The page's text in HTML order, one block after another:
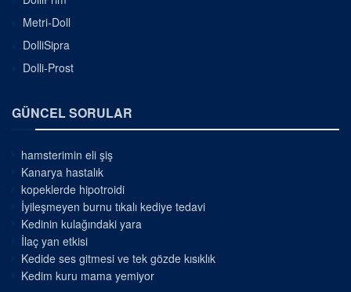
Metri-Doll
DolliSipra
Dolli-Prost
GÜNCEL SORULAR
hamsterimin eli şiş
Kanarya hastalık
kopeklerde hipotroidi
İyileşmeyen burnu tıkalı kediye tedavi
Kedinin kulağındaki yara
İlaç yan etkisi
Kedide ses gitmesi ve tek gözde kısıklık
Kedim kuru mama yemiyor